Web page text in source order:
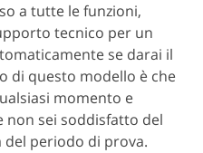
a tutte le funzioni,
tecnico per un
se darai il
di questo modello è che
momento e
non sei soddisfatto del
periodo di prova.